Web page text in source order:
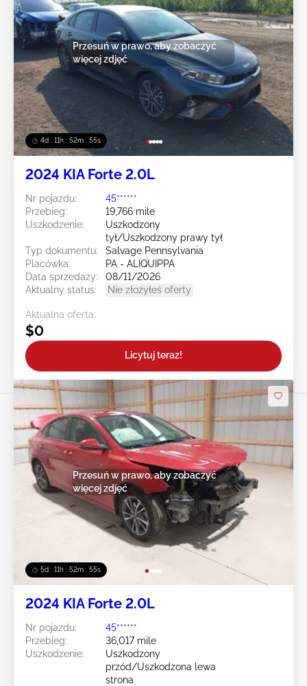
4d : 11h : 52m : 52s
Przesuń w prawo, aby zobaczyć
więcej zdjęć
2024 KIA Forte 2.0L
Nr pojazdu:
45******
Przebieg:
19,766 mile
Uszkodzenie:
Uszkodzony
tył/Uszkodzony prawy tył
Typ dokumentu:
Salvage Pennsylvania
Placówka:
PA - ALIQUIPPA
Data sprzedaży:
08/11/2026
Aktualny status:
Nie złożyłeś oferty
Aktualna oferta:
$0
Licytuj teraz!
5d : 11h : 52m : 52s
Przesuń w prawo, aby zobaczyć
więcej zdjęć
2024 KIA Forte 2.0L
Nr pojazdu:
45******
Przebieg:
36,017 mile
Uszkodzenie:
Uszkodzony
przód/Uszkodzona lewa
strona